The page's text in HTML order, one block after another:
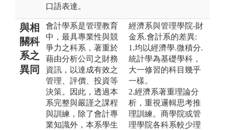
口語表達。
與相
關科
系之
異同
會計學系是管理教育
中，最具專業性與競
爭力之科系，著重於
藉由分析公司之財務
資訊，以達成有效之
管理、評價、投資等
決策。因此，透過本
系完整與嚴謹之課程
與訓練，除了會計專
業知識外，本系學生
經濟系與管理學院-財
金系.會計系的差異:
1.均以經濟學.微積分.
統計學為基礎學科，
大一修習的科目幾乎
一樣。
2.經濟系著重理論分
析，重視邏輯思考推
理訓練。商學院或管
理學院各科系較少理